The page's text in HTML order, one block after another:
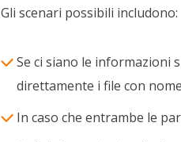
Gli scenari possibili includono:
Se ci siano le informazioni
direttamente i file con
In caso che entrambe le